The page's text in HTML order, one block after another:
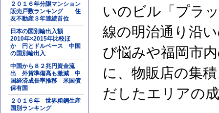
２０１６年分譲マンション
販売戸数ランキング 住
友不動産３年連続首位
日本の国別輸出入額
2010年×2015年比較ほ
か 円とドルベース 中国
の国別輸出入
中国から８２兆円資金流
出 外貨準備高も激減 中
国経済成長率推移 米国債
保有国
２０１６年 世界粗鋼生産
国別ランキング
いのビル「プラ
線の明治通り沿
び悩みや福岡市
に、物販店の集
だしたエリアの